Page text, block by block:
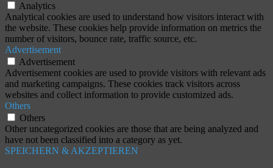
Analytics
Analytical cookies are used to understand how visitors interact with
the website. These cookies help provide information on metrics the
number of visitors, bounce rate, traffic source, etc.
Advertisement
Advertisement
Advertisement cookies are used to provide visitors with relevant ads
and marketing campaigns. These cookies track visitors across
websites and collect information to provide customized ads.
Others
Others
Other uncategorized cookies are those that are being analyzed and
have not been classified into a category as yet.
SPEICHERN & AKZEPTIEREN